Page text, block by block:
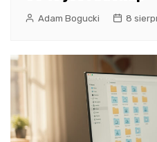
Adam Bogucki 8